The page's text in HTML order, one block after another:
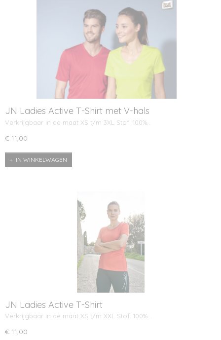
JN Ladies Active T-Shirt met V-hals
Verkrijgbaar in de maat XS t/m 3XL Stof: 100%…
€ 11,00
IN WINKELWAGEN
JN Ladies Active T-Shirt
Verkrijgbaar in de maat XS t/m XXL Stof: 100%…
€ 11,00